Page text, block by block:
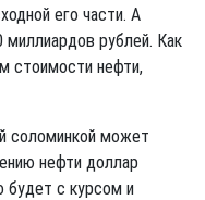
его части. А
рублей. Как
стоимости нефти,
соломинкой может
нефти доллар
будет с курсом и